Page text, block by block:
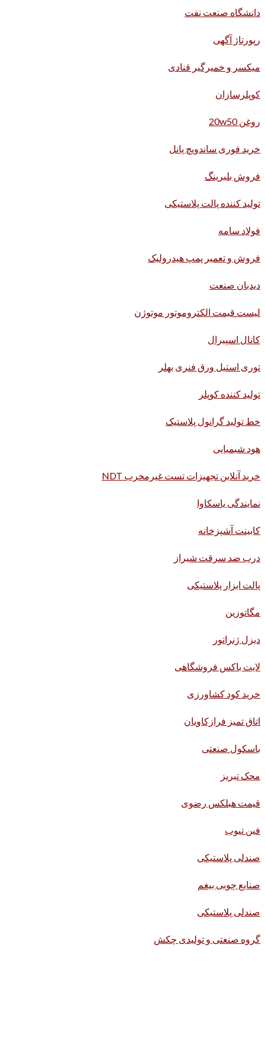
دانشگاه صنعت نفت
رپورتاژ آگهی
میکسر و خمیرگیر قنادی
کوپلرسازان
روغن 20w50
خرید فوری ساندویچ پانل
فروش بلبرینگ
تولید کننده پالت پلاستیکی
فولاد سامه
فروش و تعمیر پمپ هیدرولیک
دیدبان صنعت
لیست قیمت الکتروموتور موتوژن
کانال اسپیرال
توری استیل ورق فنری بهلر
تولید کننده کوپلر
خط تولید گرانول پلاستیک
هود شیمیایی
خرید آنلاین تجهیزات تست غیرمخرب NDT
نمایندگی یاسکاوا
کابینت آشپزخانه
درب ضد سرقت شیراز
پالت ابزار پلاستیکی
مگاتوزین
دیزل ژنراتور
لایت باکس فروشگاهی
خرید کود کشاورزی
اتاق تمیز فرازکاویان
باسکول صنعتی
محک تبریز
قیمت هبلکس رضوی
فین تیوب
صندلی پلاستیکی
صنایع چوبی بیغم
صندلی پلاستیکی
گروه صنعتی و تولیدی چکش